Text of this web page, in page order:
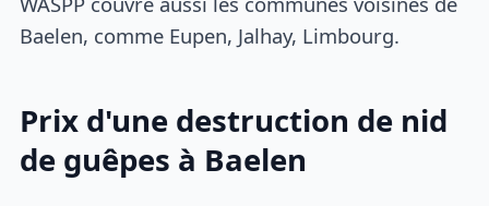
Baelen, comme Eupen, Jalhay, Limbourg.
Prix d'une destruction de nid
de guêpes à Baelen